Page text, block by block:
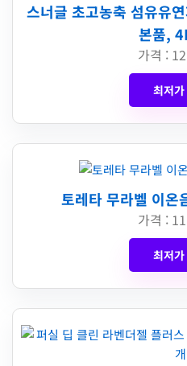
스너글 초고농축 섬유유
본품,
가격 :
최저
토레타 무라벨 이
가격 :
최저